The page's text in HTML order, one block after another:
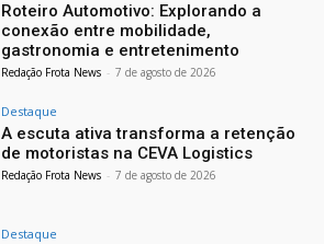
Roteiro Automotivo: Explorando a
conexão entre mobilidade,
gastronomia e entretenimento
Redação Frota News - 7 de agosto de 2026
Destaque
A escuta ativa transforma a retenção
de motoristas na CEVA Logistics
Redação Frota News - 7 de agosto de 2026
Destaque